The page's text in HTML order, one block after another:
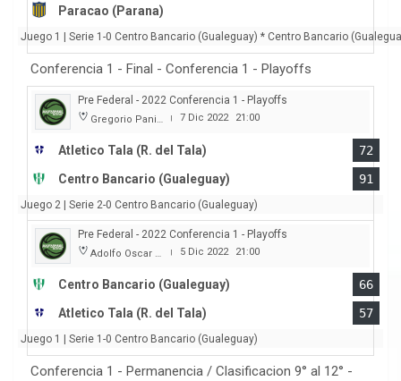
Paracao (Parana)
Juego 1 | Serie 1-0 Centro Bancario (Gualeguay) * Centro Bancario
Conferencia 1 - Final - Conferencia 1 - Playoffs
Pre Federal - 2022 Conferencia 1 - Playoffs
Gregorio Panizza | 7 Dic 2022 21:00
Atletico Tala (R. del Tala)
72
Centro Bancario (Gualeguay)
91
Juego 2 | Serie 2-0 Centro Bancario (Gualeguay)
Pre Federal - 2022 Conferencia 1 - Playoffs
Adolfo Oscar Capurro | 5 Dic 2022 21:00
Centro Bancario (Gualeguay)
66
Atletico Tala (R. del Tala)
57
Juego 1 | Serie 1-0 Centro Bancario (Gualeguay)
Conferencia 1 - Permanencia / Clasificacion 9° al 12° -